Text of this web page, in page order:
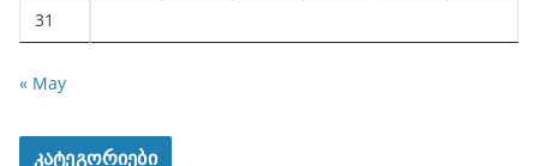
31
« May
კატეგორიები